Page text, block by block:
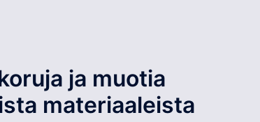
ja muotia
materiaaleista